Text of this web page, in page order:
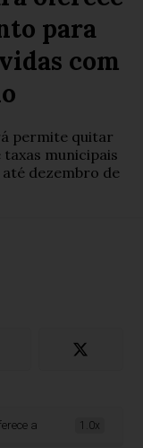
para
com
permite quitar
taxas municipais
dezembro de
até 90% de desconto
1.0x